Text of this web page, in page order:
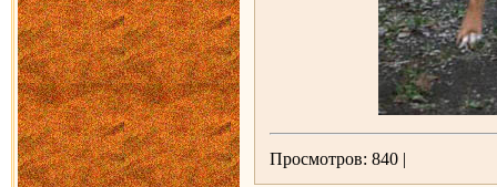
Просмотров: 840 |